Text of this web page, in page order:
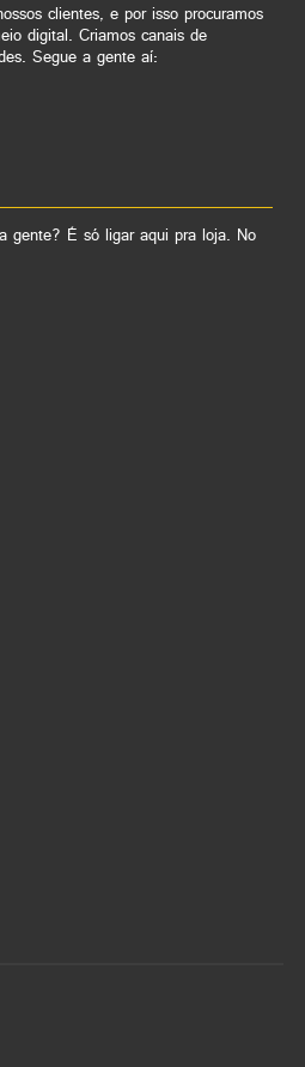
clientes, e por isso procuramos
digital. Criamos canais de
Segue a gente aí:
gente? É só ligar aqui pra loja. No